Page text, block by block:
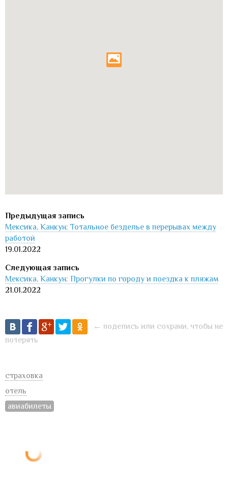
Мексика, Канкун: Тотальное безделье в перерывах между
работой
19.01.2022
Мексика, Канкун: Прогулки по городу и поездка к пляжам
21.01.2022
← поделись или сохрани, чтобы не
потерять
страховка
отель
авиабилеты